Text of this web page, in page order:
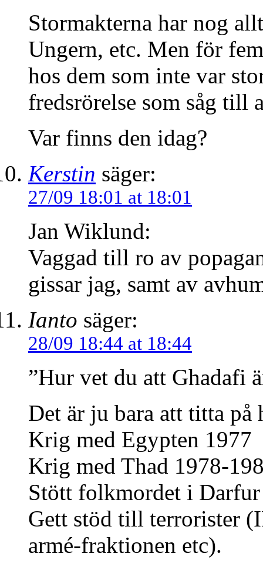
Stormakterna har nog
Ungern, etc. Men för
hos dem som inte var
fredsrörelse som såg till
Var finns den idag?
Kerstin säger:
27/09 18:01 at 18:01
Jan Wiklund:
Vaggad till ro av
gissar jag, samt av
Ianto säger:
28/09 18:44 at 18:44
”Hur vet du att Ghadafi
Det är ju bara att titta på
Krig med Egypten 1977
Krig med Thad 1978-
Stött folkmordet i Darfur
Gett stöd till terrorister
armé-fraktionen etc).